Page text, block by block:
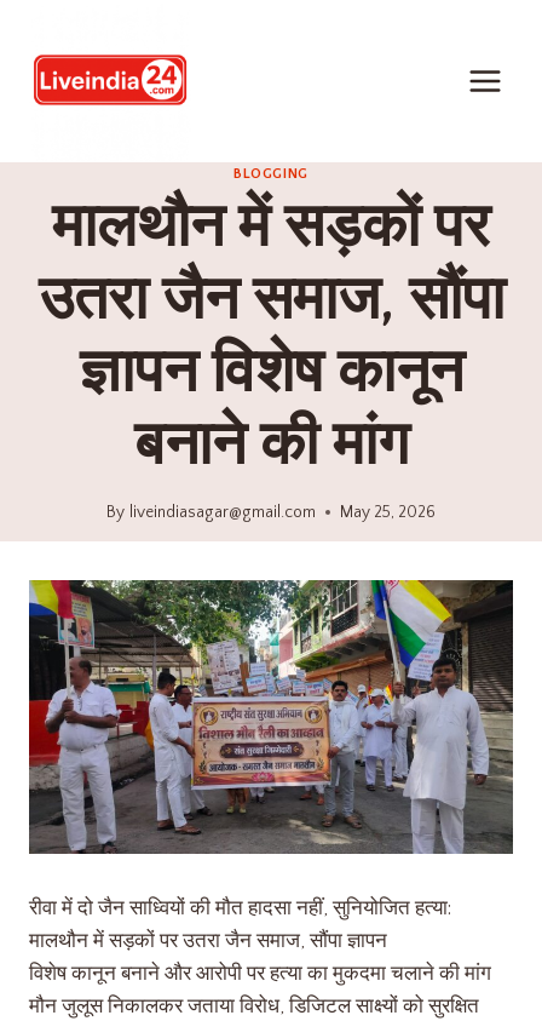
BLOGGING
मालथौन में सड़कों पर
उतरा जैन समाज, सौंपा
ज्ञापन विशेष कानून
बनाने की मांग
By liveindiasagar@gmail.com May 25, 2026
रीवा में दो जैन साध्वियों की मौत हादसा नहीं, सुनियोजित हत्या:
मालथौन में सड़कों पर उतरा जैन समाज, सौंपा ज्ञापन
विशेष कानून बनाने और आरोपी पर हत्या का मुकदमा चलाने की मांग
मौन जुलूस निकालकर जताया विरोध, डिजिटल साक्ष्यों को सुरक्षित